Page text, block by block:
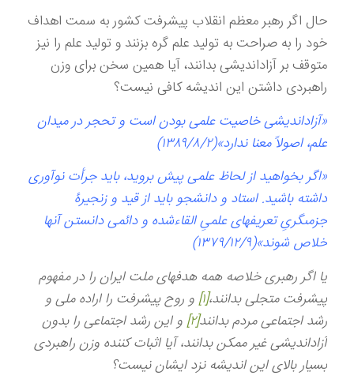
حال اگر رهبر معظم انقلاب پیشرفت کشور به سمت اهداف
خود را به صراحت به تولید علم گره بزنند و تولید علم را نیز
متوقف بر آزاداندیشی بدانند، آیا همین سخن برای وزن
راهبردی داشتن این اندیشه کافی نیست؟
«آزاداندیشی خاصیت علمی بودن است و تحجر در میدان
علم، اصولاً معنا ندارد»(۱۳۸۹/۸/۲)
«اگر بخواهيد از لحاظ علمى پيش برويد، بايد جرأت نوآورى
داشته باشيد. استاد و دانشجو بايد از قيد و زنجيرۀ
جزمى‏گرىِ‏ تعريفهاى علمىِ القاءشده و دائمى دانستن آن‏ها
خلاص شوند»(۱۳۷۹/۱۲/۹)
یا اگر رهبری خلاصه همه هدفهای ملت ایران را در مفهوم
پیشرفت متجلی بدانند،[۱] و روح پیشرفت را اراده ملی و
رشد اجتماعی مردم بدانند[۲] و این رشد اجتماعی را بدون
آزاداندیشی غیر ممکن بدانند، آیا اثبات کننده وزن راهبردی
بسیار بالای این اندیشه نزد ایشان نیست؟